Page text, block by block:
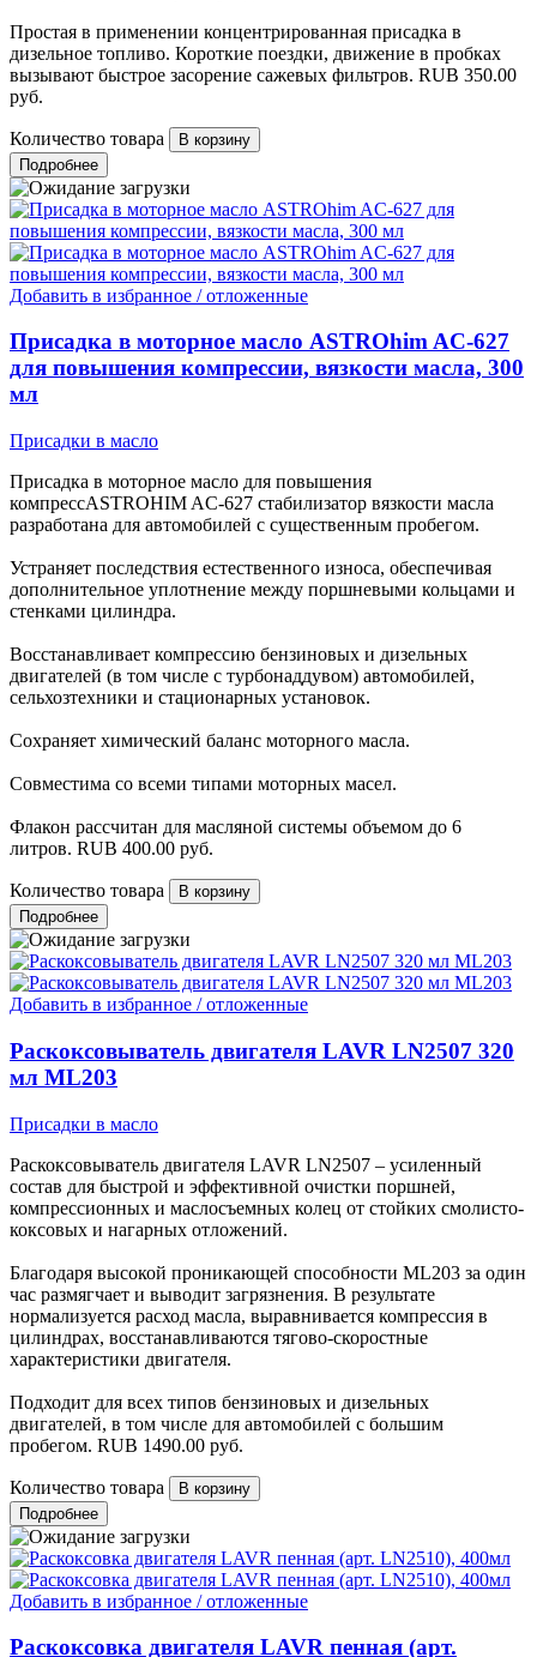
Простая в применении концентрированная присадка в
дизельное топливо. Короткие поездки, движение в пробках
вызывают быстрое засорение сажевых фильтров. RUB 350.00
руб.
Количество товара
Подробнее
Добавить в избранное / отложенные
Присадка в моторное масло ASTROhim AC-627
для повышения компрессии, вязкости масла, 300
мл
Присадки в масло
Присадка в моторное масло для повышения
компрессASTROHIM AC-627 стабилизатор вязкости масла
разработана для автомобилей с существенным пробегом.
Устраняет последствия естественного износа, обеспечивая
дополнительное уплотнение между поршневыми кольцами и
стенками цилиндра.
Восстанавливает компрессию бензиновых и дизельных
двигателей (в том числе с турбонаддувом) автомобилей,
сельхозтехники и стационарных установок.
Сохраняет химический баланс моторного масла.
Совместима со всеми типами моторных масел.
Флакон рассчитан для масляной системы объемом до 6
литров. RUB 400.00 руб.
Количество товара
Подробнее
Добавить в избранное / отложенные
Раскоксовыватель двигателя LAVR LN2507 320
мл ML203
Присадки в масло
Раскоксовыватель двигателя LAVR LN2507 – усиленный
состав для быстрой и эффективной очистки поршней,
компрессионных и маслосъемных колец от стойких смолисто-
коксовых и нагарных отложений.
Благодаря высокой проникающей способности ML203 за один
час размягчает и выводит загрязнения. В результате
нормализуется расход масла, выравнивается компрессия в
цилиндрах, восстанавливаются тягово-скоростные
характеристики двигателя.
Подходит для всех типов бензиновых и дизельных
двигателей, в том числе для автомобилей с большим
пробегом. RUB 1490.00 руб.
Количество товара
Подробнее
Добавить в избранное / отложенные
Раскоксовка двигателя LAVR пенная (арт.